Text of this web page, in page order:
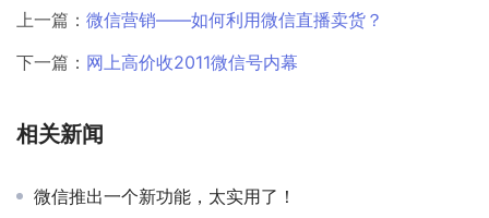
上一篇： 微信营销——如何利用微信直播卖货？
下一篇： 网上高价收2011微信号内幕
相关新闻
微信推出一个新功能，太实用了！